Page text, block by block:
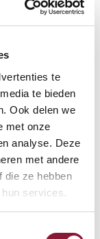
te
te bieden
Ook delen we
met onze
analyse. Deze
met andere
die ze hebben
services.